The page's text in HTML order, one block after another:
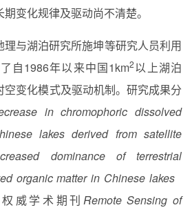
变化规律及驱动尚不清楚。
理与湖泊研究所施坤等研究人员利用
自1986年以来中国1km2以上湖泊
空变化模式及驱动机制。研究成果分
in chromophoric dissolved
lakes derived from satellite
dominance of terrestrial
organic matter in Chinese lakes
威学术期刊 Remote Sensing of